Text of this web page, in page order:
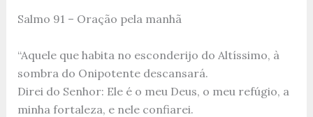
Salmo 91 – Oração pela manhã
“Aquele que habita no esconderijo do Altíssimo, à
sombra do Onipotente descansará.
Direi do Senhor: Ele é o meu Deus, o meu refúgio, a
minha fortaleza, e nele confiarei.